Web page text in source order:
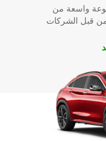
واسعة من
من قبل الشركات